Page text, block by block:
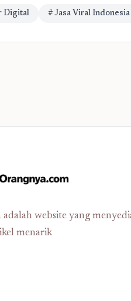
Digital # Jasa Viral Indonesia
website yang
menarik